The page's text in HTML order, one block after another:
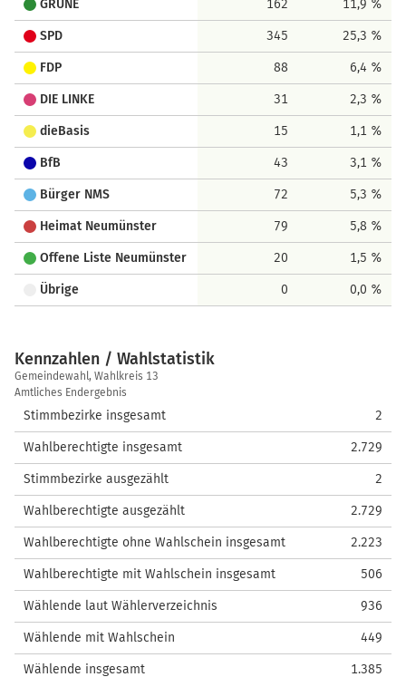
GRÜNE 162 11,9 %
SPD 345 25,3 %
FDP 88 6,4 %
DIE LINKE 31 2,3 %
dieBasis 15 1,1 %
BfB 43 3,1 %
Bürger NMS 72 5,3 %
Heimat Neumünster 79 5,8 %
Offene Liste Neumünster 20 1,5 %
Übrige 0 0,0 %
Kennzahlen / Wahlstatistik
Kennzahlen
/
Wahlstatistik
Gemeindewahl, Wahlkreis 13
Amtliches Endergebnis
Stimmbezirke insgesamt 2
Wahlberechtigte insgesamt 2.729
Stimmbezirke ausgezählt 2
Wahlberechtigte ausgezählt 2.729
Wahlberechtigte ohne Wahlschein insgesamt 2.223
Wahlberechtigte mit Wahlschein insgesamt 506
Wählende laut Wählerverzeichnis 936
Wählende mit Wahlschein 449
Wählende insgesamt 1.385